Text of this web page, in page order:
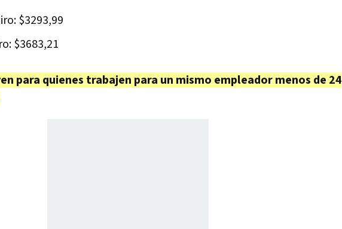
$3293,99
$3683,21
para quienes trabajen para un mismo empleador menos de 24